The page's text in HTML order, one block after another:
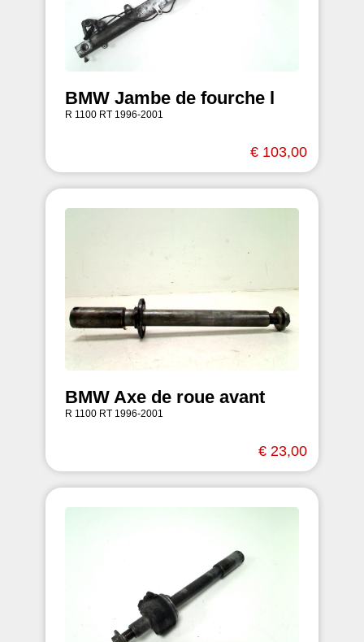
BMW Jambe de fourche l
R 1100 RT 1996-2001
€ 103,00
BMW Axe de roue avant
R 1100 RT 1996-2001
€ 23,00